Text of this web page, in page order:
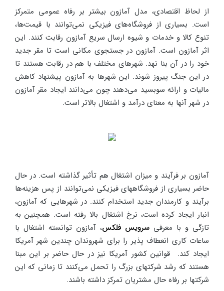
از لحاظ اقتصادی، مدل آمازون بیشتر بر رفاه عمومی متمرکز
است. بسیاری از فروشگاه‌های فیزیکی نمی‌توانند با قیمت‌ها،
تنوع کالا و خدمات و شیوه ارسال سریع آمازون رقابت کنند. این
اثر آمازون است. آمازون در جستجوی مکانی است تا مقر جدید
خود را در آن بنا نهد. شهرهای مختلف با هم در رقابت هستند تا
در این جنگ پیروز شوند. این شهرها به آمازون پیشنهاد کاهش
مالیات و ارائه سوبسید می‌دهند چون می‌دانند ایجاد مقر آمازون
در شهر آنها به معنای درآمد و اشتغال بالاتر است.
آمازون بر فرآیند و میزان اشتغال هم تأثیر گذاشته است. در حال
حاضر بسیاری از فروشگاههای فیزیکی نمی‌توانند از پس هزینه‌ها
برآیند و کارمندان جدید استخدام کنند. در شهرهایی که آمازون،
انبار ایجاد کرده است، نرخ اشتغال بالا رفته است. همچنین به
تازگی و با معرفی سرویس فلکس، آمازون توانسته اشتغال با
ساعات کاری انعطاف پذیر را برای شهروندان چندین شهر آمریکا
ایجاد کند. قوانین کشور آمریکا نیز در حال حاضر بر این مبنا
هستند که رشد شرکتهای بزرگ را تحمل می‌کنند تا زمانی که این
شرکتها بر رفاه حال مشتریان تمرکز داشته باشند.